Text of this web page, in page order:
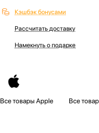
Кэшбэк бонусами
Рассчитать доставку
Намекнуть о подарке
Все товары Apple Все